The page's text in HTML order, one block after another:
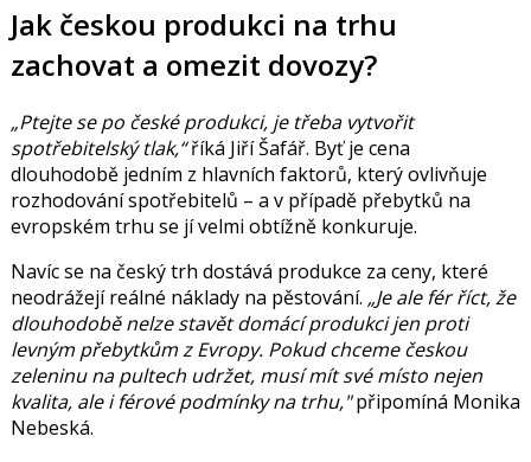
Jak českou produkci na trhu
zachovat a omezit dovozy?
„Ptejte se po české produkci, je třeba vytvořit
spotřebitelský tlak,“říká Jiří Šafář. Byť je cena
dlouhodobě jedním z hlavních faktorů, který ovlivňuje
rozhodování spotřebitelů – a v případě přebytků na
evropském trhu se jí velmi obtížně konkuruje.
Navíc se na český trh dostává produkce za ceny, které
neodrážejí reálné náklady na pěstování. „Je ale fér říct, že
dlouhodobě nelze stavět domácí produkci jen proti
levným přebytkům z Evropy. Pokud chceme českou
zeleninu na pultech udržet, musí mít své místo nejen
kvalita, ale i férové podmínky na trhu,"připomíná Monika
Nebeská.